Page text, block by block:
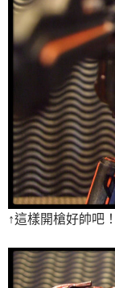
↑這樣開槍好帥吧！